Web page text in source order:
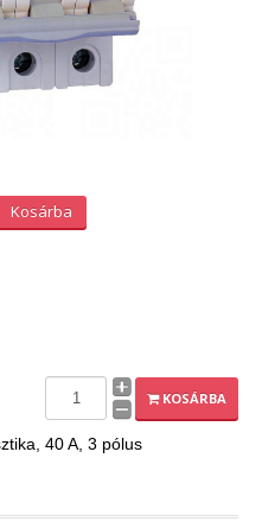
Kosárba
KOSÁRBA
40 A, 3 pólus